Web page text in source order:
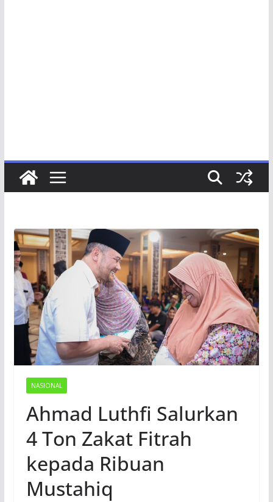
NASIONAL
Ahmad Luthfi Salurkan
4 Ton Zakat Fitrah
kepada Ribuan
Mustahiq